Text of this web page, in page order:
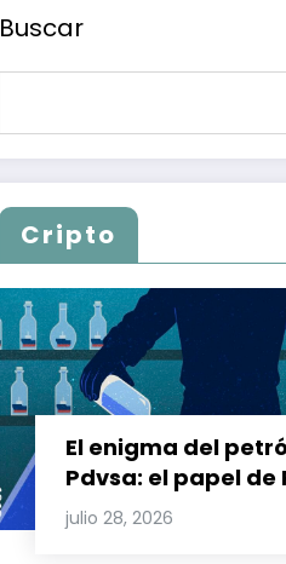
Buscar
Cripto
El enigma del
Pdvsa: el papel de
Carretero en el
Carretero y su
julio 28, 2026